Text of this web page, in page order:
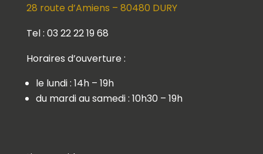
28 route d’Amiens – 80480 DURY
Tel : 03 22 22 19 68
Horaires d’ouverture :
le lundi : 14h – 19h
du mardi au samedi : 10h30 – 19h